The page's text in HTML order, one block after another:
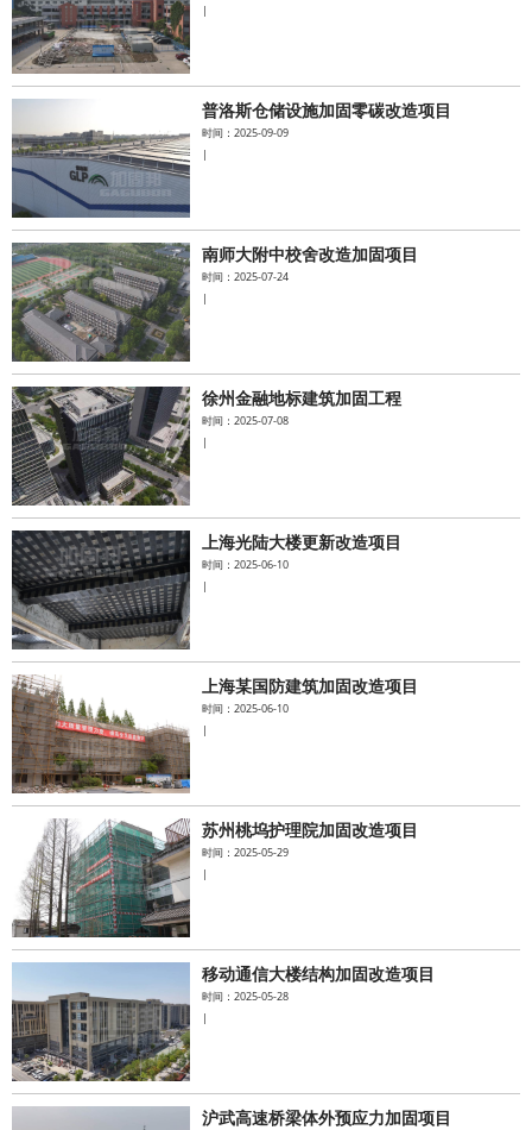
|
普洛斯仓储设施加固零碳改造项目
时间：2025-09-09
|
南师大附中校舍改造加固项目
时间：2025-07-24
|
徐州金融地标建筑加固工程
时间：2025-07-08
|
上海光陆大楼更新改造项目
时间：2025-06-10
|
上海某国防建筑加固改造项目
时间：2025-06-10
|
苏州桃坞护理院加固改造项目
时间：2025-05-29
|
移动通信大楼结构加固改造项目
时间：2025-05-28
|
沪武高速桥梁体外预应力加固项目